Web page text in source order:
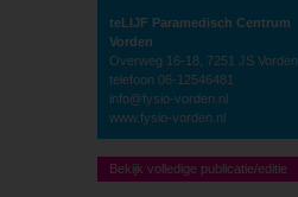
teLIJF Paramedisch Centrum
Vorden
Overweg 16-18, 7251 JS Vorden
telefoon 06-12546481
info@fysio-vorden.nl
www.fysio-vorden.nl
Bekijk volledige publicatie/editie